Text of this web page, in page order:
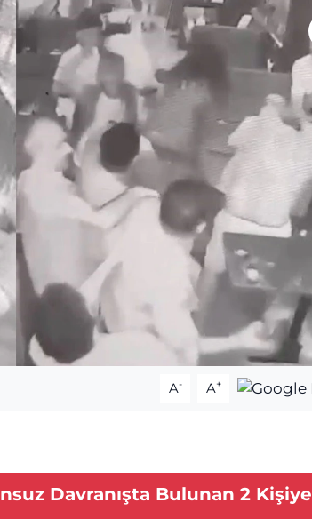
A- A+
Davranışta Bulunan 2 Kişiye